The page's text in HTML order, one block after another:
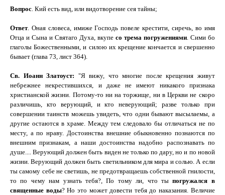
Вопрос . Кий есть вид, или видотворение сея тайны;
Ответ. Оная словеса, имиже Господь повеле крестити, сиречь, во имя
Отца и Сына и Святаго Духа, вкупе со трема погружениями. Сими бо
глаголы Божественными, и силою их крещение кончается и свершенно
бывает (глава 73, лист 364).
Св. Иоанн Златоуст: "Я вижу, что многие после крещения живут
небрежнее некрестившихся, и даже не имеют никакого признака
христианской жизни. Потому-то ни на торжище, ни в Церкви не скоро
различишь, кто верующий, и кто неверующий; разве только при
совершении таинств можешь увидеть, что одни бывают высылаемы, а
другие остаются в храме. Между тем следовало бы отличаться не по
месту, а по нраву. Достоинства внешние обыкновенно познаются по
внешним признакам, а наши достоинства надобно распознавать по
душе.... Верующий должен быть виден не только по дару, но и по новой
жизни. Верующий должен быть светильником для мира и солью. А если
ты самому себе не светишь, не предотвращаешь собственной гнилости,
то по чему нам узнать тебя?, По тому ли, что тыпогружался в
священные воды? Но это может довести тебя до наказания. Величие